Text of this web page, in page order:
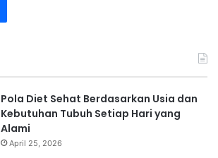
Pola Diet Sehat Berdasarkan Usia dan
Kebutuhan Tubuh Setiap Hari yang
Alami
April 25, 2026